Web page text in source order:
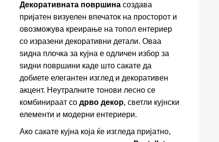
Декоративната површина создава
пријатен визуелен впечаток на просторот и
овозможува креирање на топол ентериер
со изразени декоративни детали. Оваа
ѕидна плочка за кујна е одличен избор за
ѕидни површини каде што сакате да
добиете елегантен изглед и декоративен
акцент. Неутралните тонови лесно се
комбинираат со дрво декор, светли кујнски
елементи и модерни ентериери.
Ако сакате кујна која ќе изгледа пријатно,